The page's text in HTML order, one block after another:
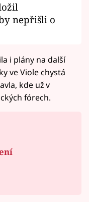
nepřišli o
i plány na další
ve Viole chystá
kde už v
fórech.